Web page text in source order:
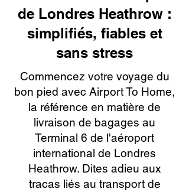
de Londres Heathrow :
simplifiés, fiables et
sans stress
Commencez votre voyage du
bon pied avec Airport To Home,
la référence en matière de
livraison de bagages au
Terminal 6 de l'aéroport
international de Londres
Heathrow. Dites adieu aux
tracas liés au transport de